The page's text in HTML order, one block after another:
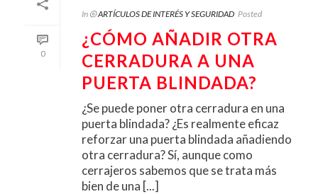
0
In ⦾ ARTÍCULOS DE INTERÉS Y SEGURIDAD Posted
¿CÓMO AÑADIR OTRA
CERRADURA A UNA
PUERTA BLINDADA?
¿Se puede poner otra cerradura en una
puerta blindada? ¿Es realmente eficaz
reforzar una puerta blindada añadiendo
otra cerradura? Sí, aunque como
cerrajeros sabemos que se trata más
bien de una [...]